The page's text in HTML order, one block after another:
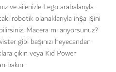
ve ailenizle Lego arabalarıyla
robotik olanaklarıyla inşa işini
Macera mı arıyorsunuz?
gibi başınızı heyecandan
çıkın veya Kid Power
bakın.